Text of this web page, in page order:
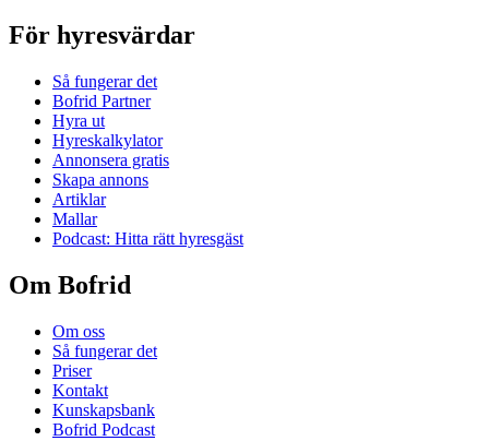
För hyresvärdar
Så fungerar det
Bofrid Partner
Hyra ut
Hyreskalkylator
Annonsera gratis
Skapa annons
Artiklar
Mallar
Podcast: Hitta rätt hyresgäst
Om Bofrid
Om oss
Så fungerar det
Priser
Kontakt
Kunskapsbank
Bofrid Podcast